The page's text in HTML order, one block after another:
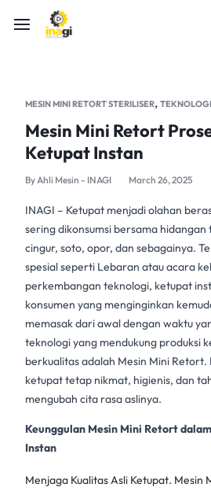
MESIN MINI RETORT STERILISER, TEKNOLOGI
Mesin Mini Retort
Ketupat Instan
ByAhli Mesin - INAGI March 26, 2025
INAGI – Ketupat menjadi olahan
sering dikonsumsi bersama
cingur, soto, opor, dan sebagainya.
spesial seperti Lebaran atau acara
perkembangan teknologi, ketupat
konsumen yang menginginkan
memasak dari awal dengan waktu
teknologi yang mendukung produksi
berkualitas adalah Mesin Mini Retort.
ketupat tetap nikmat, higienis, dan
mengubah cita rasa aslinya.
Keunggulan Mesin Mini Retort
Instan
Menjaga Kualitas Asli Ketupat. Mesin